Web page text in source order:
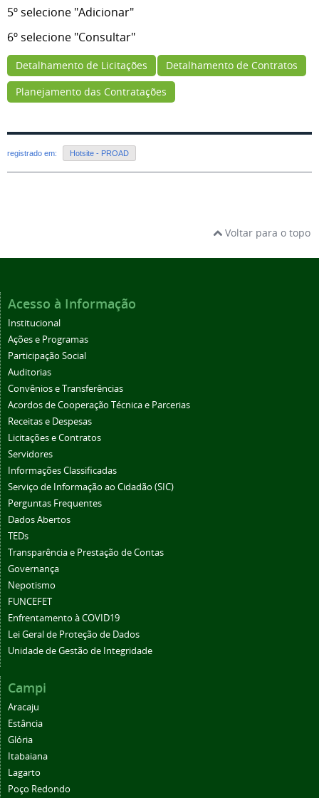
5º selecione "Adicionar"
6º selecione "Consultar"
Detalhamento de Licitações
Detalhamento de Contratos
Planejamento das Contratações
registrado em: Hotsite - PROAD
Voltar para o topo
Acesso à Informação
Institucional
Ações e Programas
Participação Social
Auditorias
Convênios e Transferências
Acordos de Cooperação Técnica e Parcerias
Receitas e Despesas
Licitações e Contratos
Servidores
Informações Classificadas
Serviço de Informação ao Cidadão (SIC)
Perguntas Frequentes
Dados Abertos
TEDs
Transparência e Prestação de Contas
Governança
Nepotismo
FUNCEFET
Enfrentamento à COVID19
Lei Geral de Proteção de Dados
Unidade de Gestão de Integridade
Campi
Aracaju
Estância
Glória
Itabaiana
Lagarto
Poço Redondo